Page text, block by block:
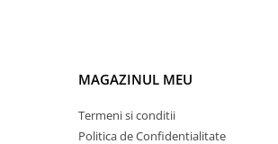
MAGAZINUL MEU
Termeni si conditii
Politica de Confidentialitate